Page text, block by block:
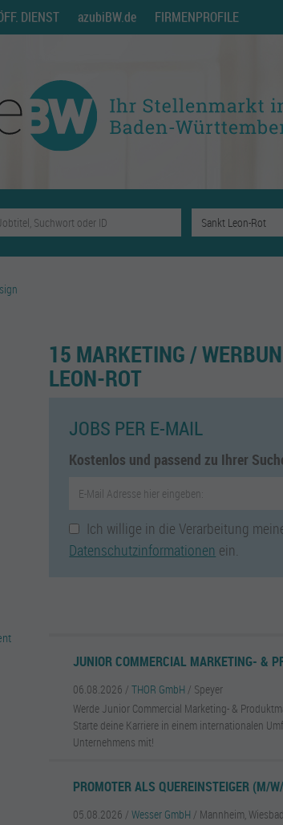
DIENST azubiBW.de FIRMENPROFILE
15 MARKETING /
LEON-ROT
JOBS PER E-MAIL
Kostenlos und passend zu Ihrer
Ich willige in die Verarbeitung
Datenschutzinformationen ein.
JUNIOR COMMERCIAL MARKETING- &
06.08.2026 /THOR GmbH / Speyer
Werde Junior Commercial Marketing- &
Starte deine Karriere in einem internationalen
Unternehmens mit!
PROMOTER ALS QUEREINSTEIGER (M/
05.08.2026 /Wesser GmbH / Mannheim,